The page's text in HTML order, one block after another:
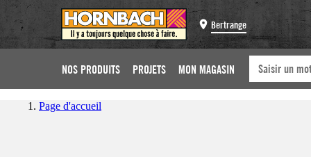
Bertrange
NOS PRODUITS PROJETS MON MAGASIN
Page d'accueil